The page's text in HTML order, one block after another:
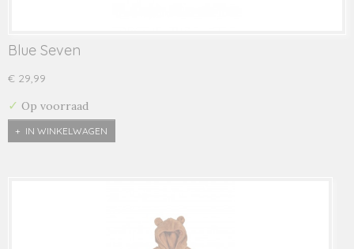
Blue Seven
€ 29,99
✓ Op voorraad
IN WINKELWAGEN